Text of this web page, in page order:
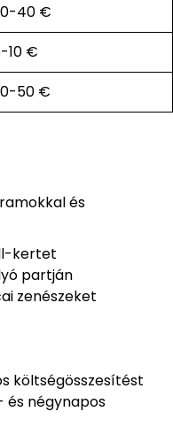
40 €
10 €
50 €
és
kertet
partján
zenészeket
költségösszesítést
és négynapos